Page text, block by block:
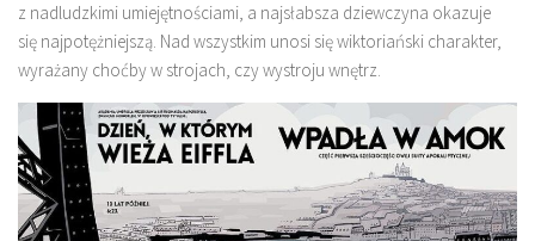
z nadludzkimi umiejętnościami, a najsłabsza dziewczyna okazuje
się najpotężniejszą. Nad wszystkim unosi się wiktoriański charakter,
wyrażany choćby w strojach, czy wystroju wnętrz.